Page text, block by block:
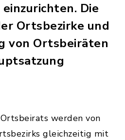
Die
Ortsbezirke und
von Ortsbeiräten
werden von
gleichzeitig mit